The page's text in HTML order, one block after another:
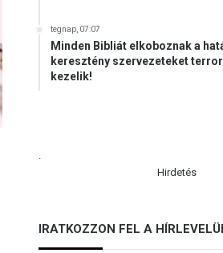
tegnap, 07:07
Minden Bibliát elkoboznak a
keresztény szervezeteket
kezelik!
.
Hirdetés
IRATKOZZON FEL A